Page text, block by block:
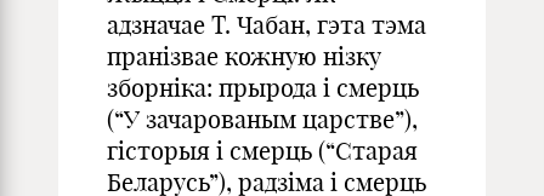
адзначае Т. Чабан, гэта тэма
пранізвае кожную нізку
зборніка: прырода і смерць
(“У зачарованым царстве”),
гісторыя і смерць (“Старая
Беларусь”), радзіма і смерць